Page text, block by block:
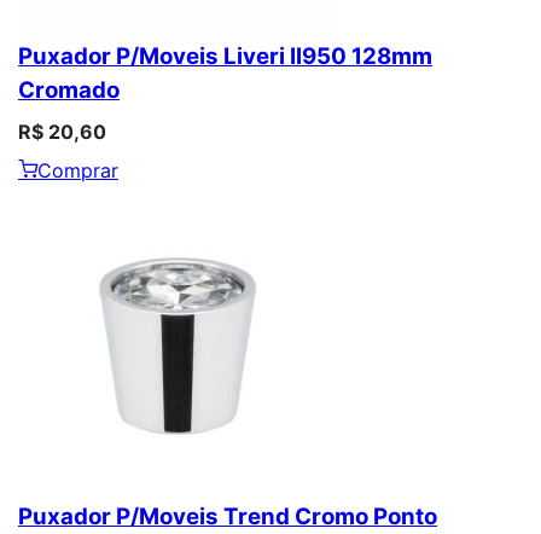
Puxador P/Moveis Liveri Il950 128mm
Cromado
R$ 20,60
Comprar
Puxador P/Moveis Trend Cromo Ponto